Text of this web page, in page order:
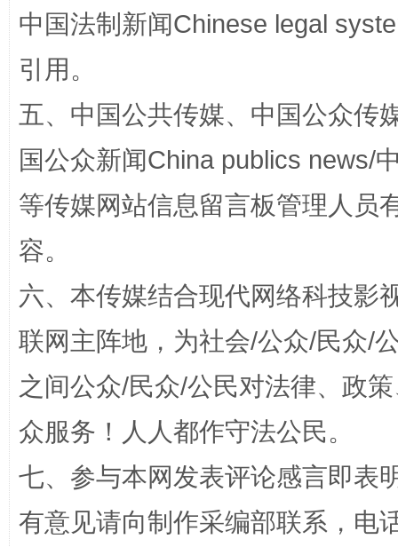
漫山遍野的桃花与雪山、麦地、白藏房 除
招工难、用工荒背后
中国法制新闻Chinese legal
引用。
五、中国公共传媒、中国公众传
国公众新闻China publics news/
等传媒网站信息留言板管理人员
容。
六、本传媒结合现代网络科技影
联网主阵地，为社会/公众/民众/
之间公众/民众/公民对法律、政
众服务！人人都作守法公民。
七、参与本网发表评论感言即表
有意见请向制作采编部联系，电